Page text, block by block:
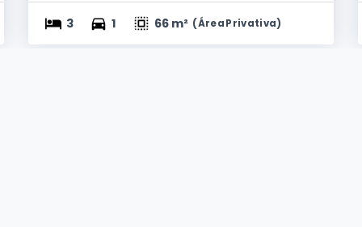
3 1 66 m² (Área Privativa)